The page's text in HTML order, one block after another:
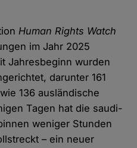
Human Rights Watch
im Jahr 2025
Jahresbeginn wurden
darunter 161
136 ausländische
Tagen hat die saudi-
weniger Stunden
– ein neuer